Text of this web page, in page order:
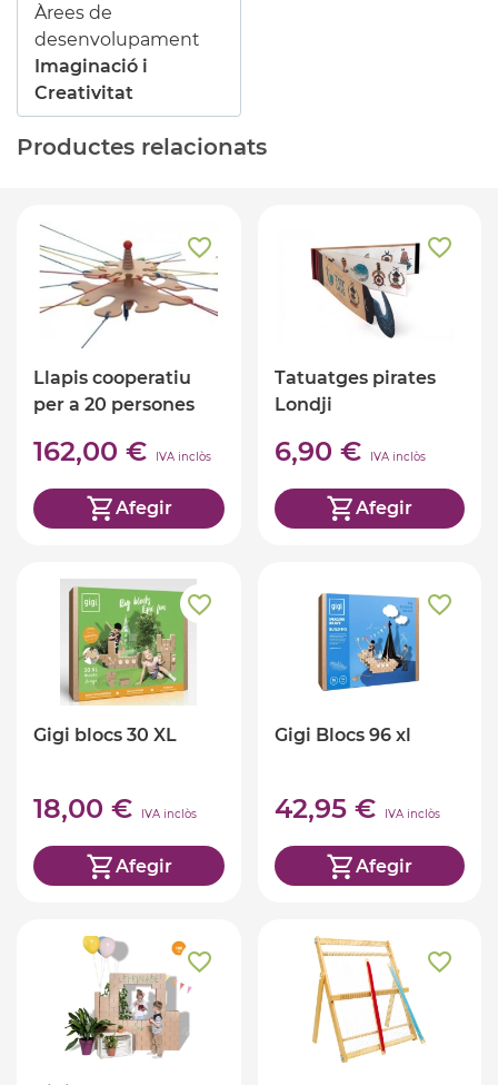
Àrees de
desenvolupament
Imaginació i
Creativitat
Productes relacionats
Llapis cooperatiu
per a 20 persones
162,00 € IVA inclòs
Afegir
Tatuatges pirates
Londji
6,90 € IVA inclòs
Afegir
Gigi blocs 30 XL
18,00 € IVA inclòs
Afegir
Gigi Blocs 96 xl
42,95 € IVA inclòs
Afegir